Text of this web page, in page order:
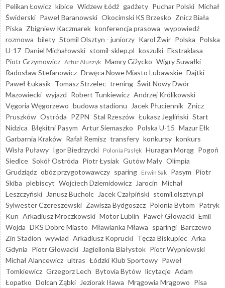
Pelikan Łowicz kibice Widzew Łódź gadżety Puchar Polski Michał
Świderski Paweł Baranowski Okocimski KS Brzesko Znicz Biała
Piska Zbigniew Kaczmarek konferencja prasowa wypowiedź
rozmowa bilety Stomil Olsztyn - juniorzy Karol Żwir Polska Polska
U-17 Daniel Michałowski stomil-sklep.pl koszulki Ekstraklasa
Piotr Grzymowicz Artur Aluszyk Mamry Giżycko Wigry Suwałki
Radosław Stefanowicz Drwęca Nowe Miasto Lubawskie Dajtki
Paweł Łukasik Tomasz Strzelec trening Świt Nowy Dwór
Mazowiecki wyjazd Robert Tunkiewicz Andrzej Królikowski
Vęgoria Węgorzewo budowa stadionu Jacek Płuciennik Znicz
Pruszków Ostróda PZPN Stal Rzeszów Łukasz Jegliński Start
Nidzica Błękitni Pasym Artur Siemaszko Polska U-15 Mazur Ełk
Garbarnia Kraków Rafał Remisz transfery konkursy konkurs
Wisła Puławy Igor Biedrzycki Polonia Pasłęk Huragan Morąg Pogoń
Siedlce Sokół Ostróda Piotr Łysiak Gutów Mały Olimpia
Grudziądz obóz przygotowawczy sparing Erwin Sak Pasym Piotr
Skiba plebiscyt Wojciech Dziemidowicz Jarocin Michał
Leszczyński
Janusz Bucholc Jacek Czałpiński stomil.olsztyn.pl
Sylwester Czereszewski Zawisza Bydgoszcz Polonia Bytom Patryk
Kun Arkadiusz Mroczkowski Motor Lublin Paweł Głowacki Emil
Wojda DKS Dobre Miasto Mławianka Mława sparingi Barczewo
Zin Stadion wywiad Arkadiusz Koprucki Tęcza Biskupiec Arka
Gdynia Piotr Głowacki Jagiellonia Białystok Piotr Wypniewski
Michał Alancewicz ultras Łódzki Klub Sportowy Paweł
Tomkiewicz Grzegorz Lech Bytovia Bytów licytacje Adam
Łopatko Dolcan Ząbki Jeziorak Iława Mrągowia Mrągowo Pisa